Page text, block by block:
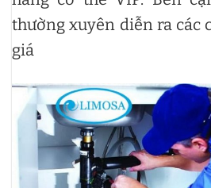
thường xuyên diễn ra các
giá